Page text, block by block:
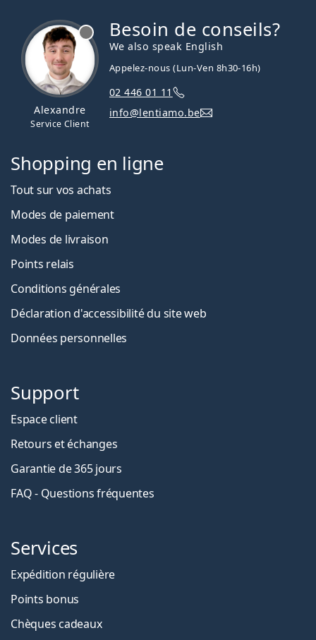
Alexandre
Service Client
Besoin de conseils?
We also speak English
Appelez-nous (Lun-Ven 8h30-16h)
02 446 01 11
info@lentiamo.be
Shopping en ligne
Tout sur vos achats
Modes de paiement
Modes de livraison
Points relais
Conditions générales
Déclaration d'accessibilité du site web
Données personnelles
Support
Espace client
Retours et échanges
Garantie de 365 jours
FAQ - Questions fréquentes
Services
Expédition régulière
Points bonus
Chèques cadeaux